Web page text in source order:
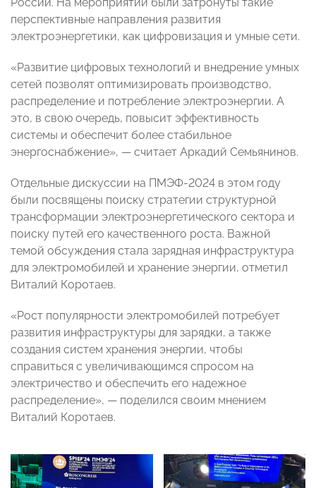
перспективные направления развития
электроэнергетики, как цифровизация и умные сети.
«Развитие цифровых технологий и внедрение умных
сетей позволят оптимизировать производство,
распределение и потребление электроэнергии. А
это, в свою очередь, повысит эффективность
системы и обеспечит более стабильное
энергоснабжение», — считает Аркадий Семьянинов.
Отдельные дискуссии на ПМЭФ-2024 в этом году
были посвящены поиску стратегии структурной
трансформации электроэнергетического сектора и
поиску путей его качественного роста. Важной
темой обсуждения стала зарядная инфраструктура
для электромобилей и хранение энергии, отметил
Виталий Коротаев.
«Рост популярности электромобилей потребует
развития инфраструктуры для зарядки, а также
создания систем хранения энергии, чтобы
справиться с увеличивающимся спросом на
электричество и обеспечить его надежное
распределение», — поделился своим мнением
Виталий Коротаев.